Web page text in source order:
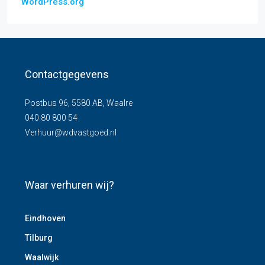
Contactgegevens
Postbus 96, 5580 AB, Waalre
040 80 800 54
Verhuur@wdvastgoed.nl
Waar verhuren wij?
Eindhoven
Tilburg
Waalwijk